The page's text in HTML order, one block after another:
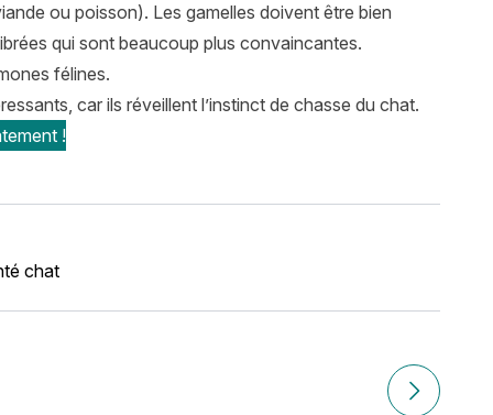
ou poisson). Les gamelles doivent être bien
qui sont beaucoup plus convaincantes.
félines.
car ils réveillent l’instinct de chasse du chat.
!
chat